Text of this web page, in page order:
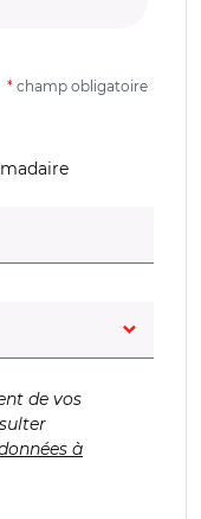
* champ obligatoire
de vos
à